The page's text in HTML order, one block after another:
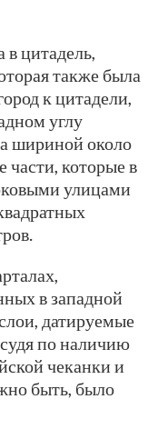
цитадель,
также была
к цитадели,
углу
шириной около
части, которые в
улицами
в западной
датируемые
по наличию
чеканки и
быть, было